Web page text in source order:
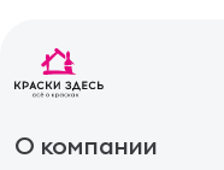
О компании